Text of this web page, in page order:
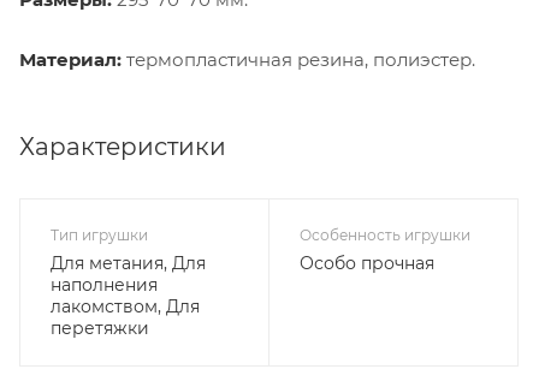
Материал: термопластичная резина, полиэстер.
Характеристики
Тип игрушки
Для метания, Для
наполнения
лакомством, Для
перетяжки
Особенность игрушки
Особо прочная